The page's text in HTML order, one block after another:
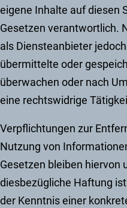
eigene Inhalte auf diesen
Gesetzen verantwortlich.
als Diensteanbieter
übermittelte oder
überwachen oder nach
eine rechtswidrige
Verpflichtungen zur
Nutzung von
Gesetzen bleiben hiervon
diesbezügliche Haftung
der Kenntnis einer